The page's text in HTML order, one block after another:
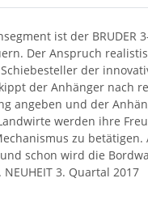
ist der BRUDER
Der Anspruch
der
der Anhänger nach
angeben und der
werden ihre
zu
schon wird die
3. Quartal 2017